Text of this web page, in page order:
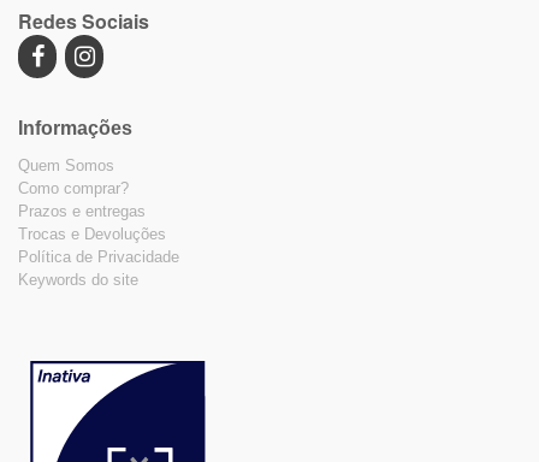
Redes Sociais
Informações
Quem Somos
Como comprar?
Prazos e entregas
Trocas e Devoluções
Política de Privacidade
Keywords do site